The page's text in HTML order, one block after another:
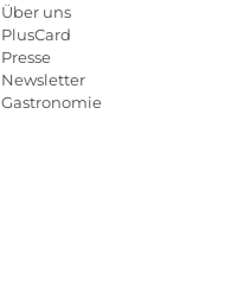
Über uns
PlusCard
Presse
Newsletter
Gastronomie